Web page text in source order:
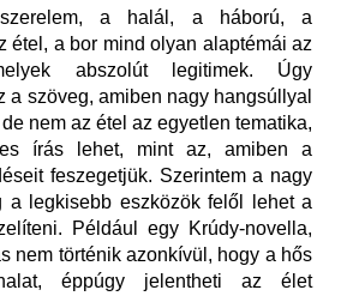
a halál, a háború, a
étel, a bor mind olyan alaptémái az
abszolút legitimek. Úgy
a szöveg, amiben nagy hangsúllyal
nem az étel az egyetlen tematika,
írás lehet, mint az, amiben a
feszegetjük. Szerintem a nagy
a legkisebb eszközök felől lehet a
Például egy Krúdy-novella,
nem történik azonkívül, hogy a hős
éppúgy jelentheti az élet